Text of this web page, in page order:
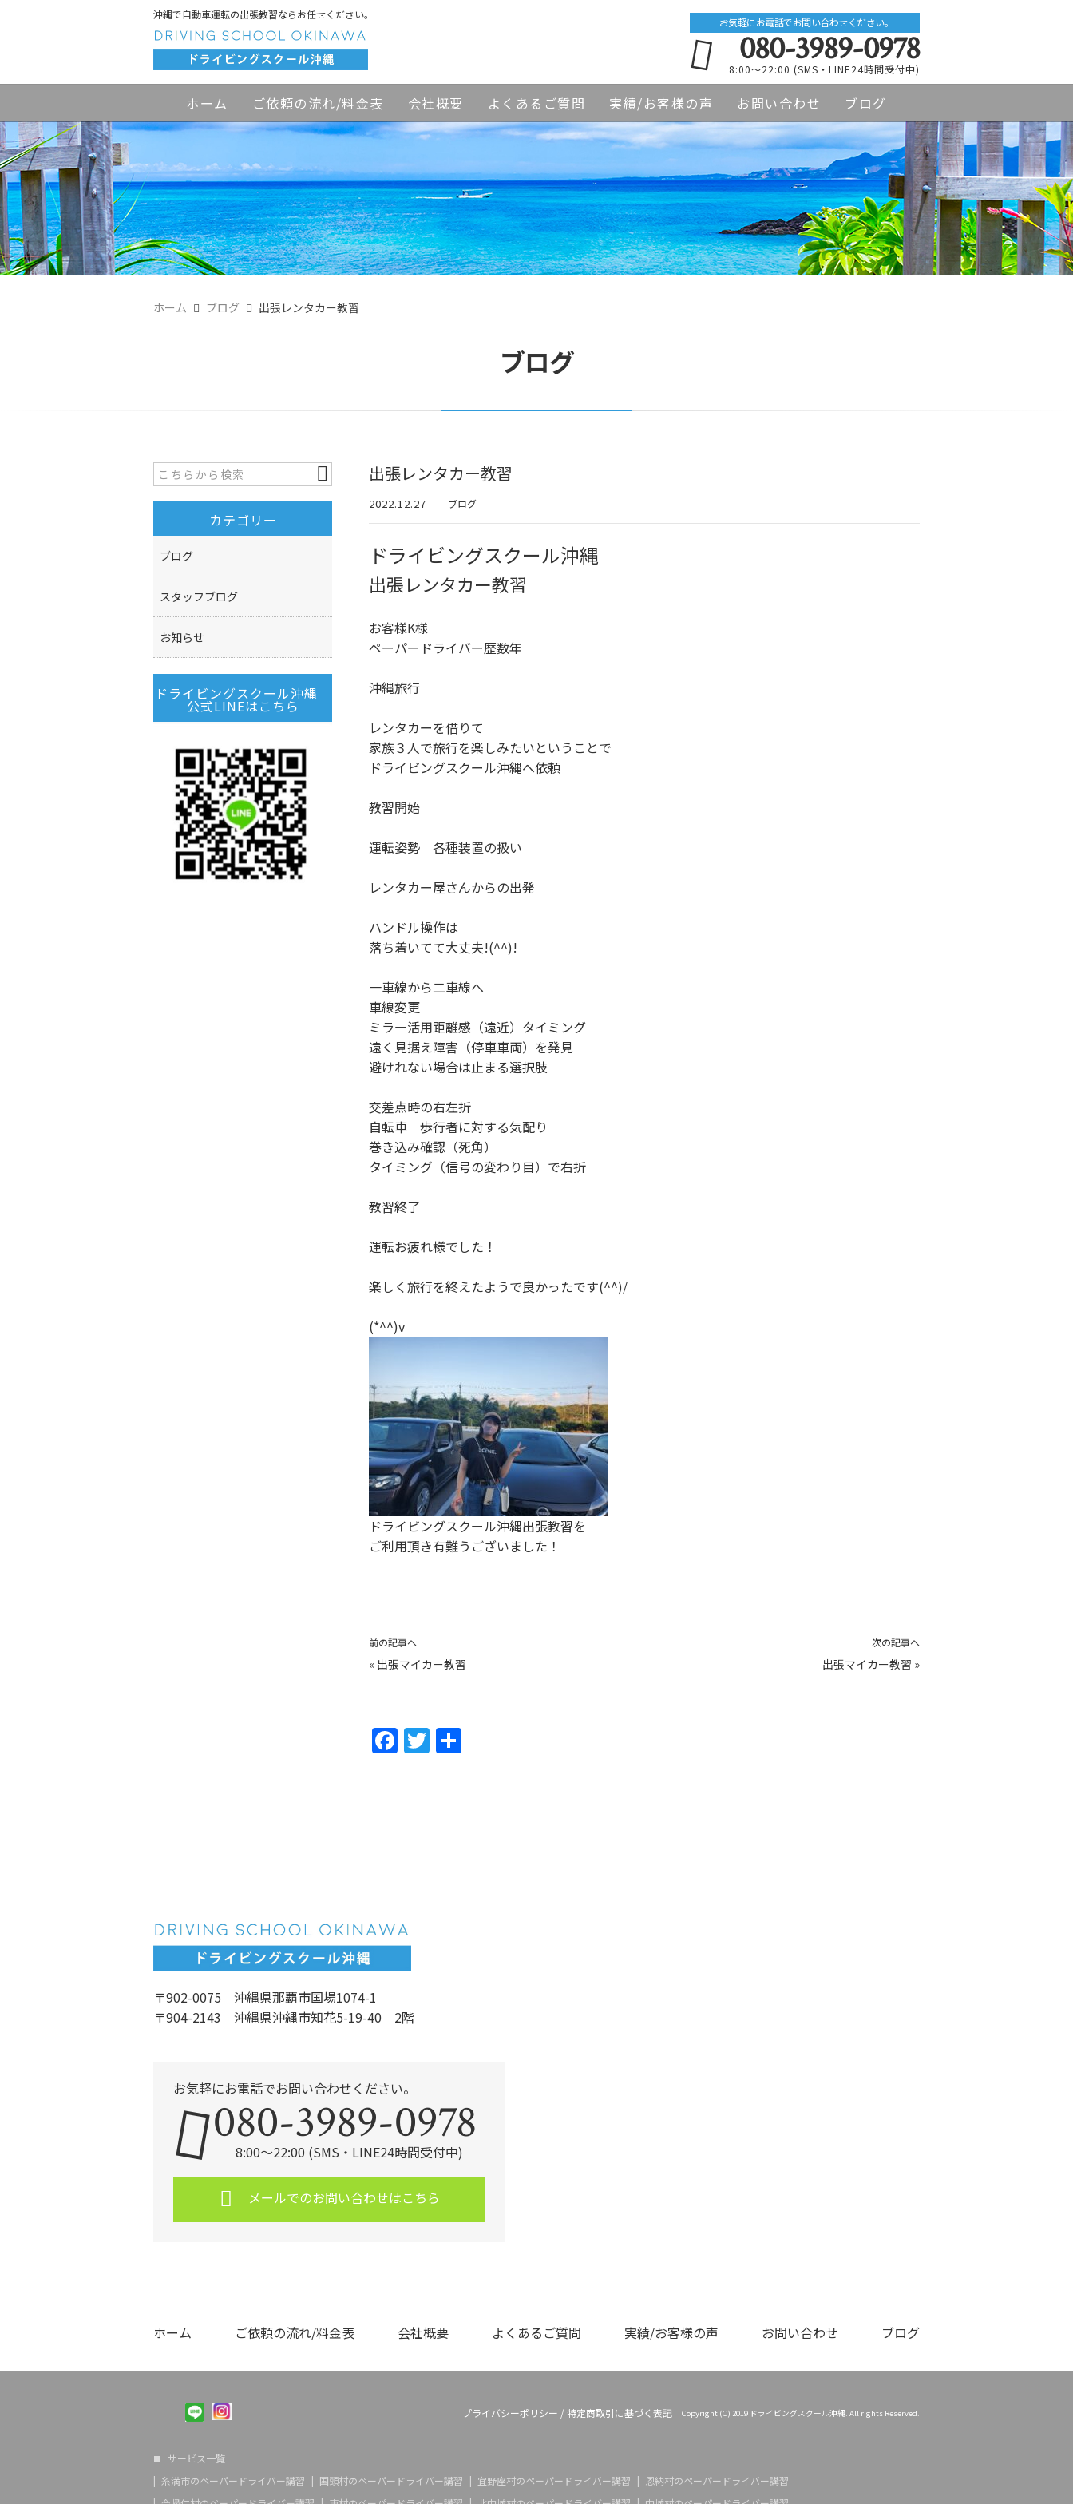
沖縄で自動車運転の出張教習ならお任せください。
お気軽にお電話でお問い合わせください。
080-3989-0978
8:00～22:00 (SMS・LINE24時間受付中)
ホーム ご依頼の流れ/料金表 会社概要 よくあるご質問 実績/お客様の声 お問い合わせ ブログ
ホーム ブログ 出張レンタカー教習
ブログ
出張レンタカー教習
2022.12.27 ブログ
ドライビングスクール沖縄
出張レンタカー教習
お客様K様
ペーパードライバー歴数年
沖縄旅行
レンタカーを借りて
家族３人で旅行を楽しみたいということで
ドライビングスクール沖縄へ依頼
教習開始
運転姿勢 各種装置の扱い
レンタカー屋さんからの出発
ハンドル操作は
落ち着いてて大丈夫!(^^)!
一車線から二車線へ
車線変更
ミラー活用距離感（遠近）タイミング
遠く見据え障害（停車車両）を発見
避けれない場合は止まる選択肢
交差点時の右左折
自転車 歩行者に対する気配り
巻き込み確認（死角）
タイミング（信号の変わり目）で右折
教習終了
運転お疲れ様でした！
楽しく旅行を終えたようで良かったです(^^)/
(*^^)v
ドライビングスクール沖縄出張教習を
ご利用頂き有難うございました！
前の記事へ
« 出張マイカー教習
次の記事へ
出張マイカー教習 »
F
k
T
カテゴリー
ブログ
スタッフブログ
お知らせ
ドライビングスクール沖縄
公式LINEはこちら
〒902-0075 沖縄県那覇市国場1074-1
〒904-2143 沖縄県沖縄市知花5-19-40 2階
お気軽にお電話でお問い合わせください。
080-3989-0978
8:00～22:00 (SMS・LINE24時間受付中)
メールでのお問い合わせはこちら
ホーム ご依頼の流れ/料金表 会社概要 よくあるご質問 実績/お客様の声 お問い合わせ ブログ
プライバシーポリシー / 特定商取引に基づく表記 Copyright (C) 2019 ドライビングスクール沖縄. All rights Reserved.
サービス一覧
糸満市のペーパードライバー講習
国頭村のペーパードライバー講習 宜野座村のペーパードライバー講習
恩納村のペーパードライバー講習